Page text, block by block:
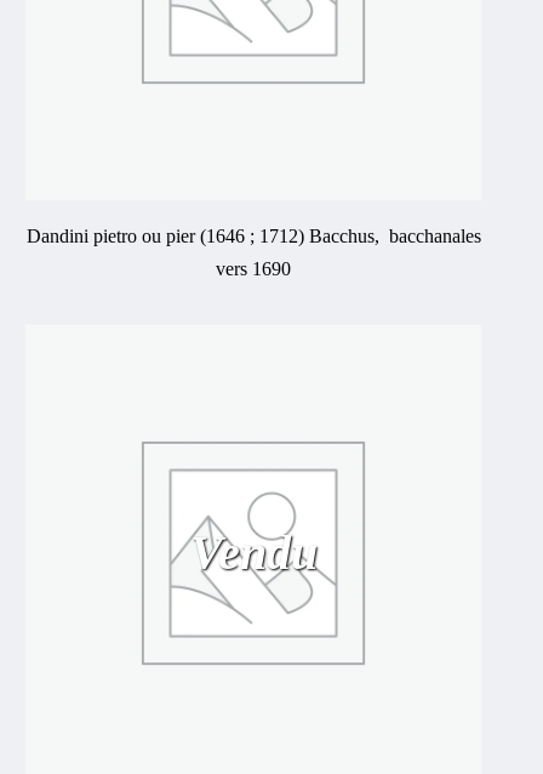
Dandini pietro ou pier (1646 ; 1712) Bacchus, bacchanales
vers 1690
Vendu